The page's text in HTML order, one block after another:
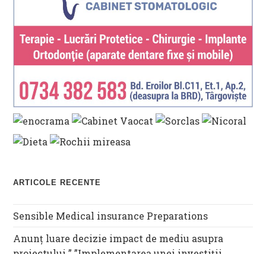
ARTICOLE RECENTE
Sensible Medical insurance Preparations
Anunț luare decizie impact de mediu asupra